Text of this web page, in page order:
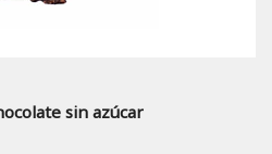
sin azúcar